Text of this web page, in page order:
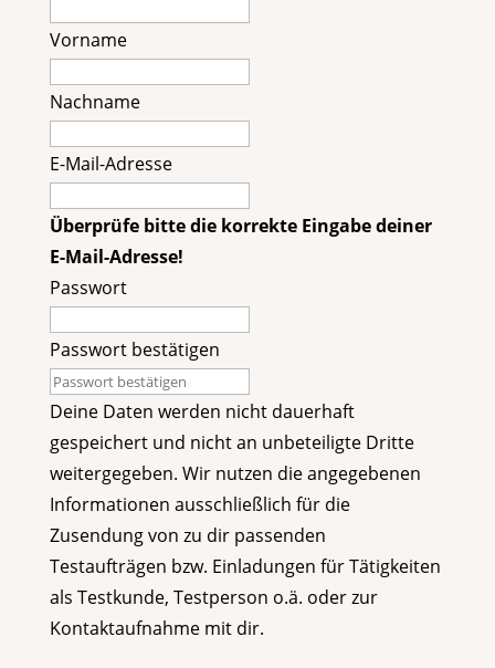
Vorname
Nachname
E-Mail-Adresse
Überprüfe bitte die korrekte Eingabe deiner
E-Mail-Adresse!
Passwort
Passwort bestätigen
Deine Daten werden nicht dauerhaft
gespeichert und nicht an unbeteiligte Dritte
weitergegeben. Wir nutzen die angegebenen
Informationen ausschließlich für die
Zusendung von zu dir passenden
Testaufträgen bzw. Einladungen für Tätigkeiten
als Testkunde, Testperson o.ä. oder zur
Kontaktaufnahme mit dir.